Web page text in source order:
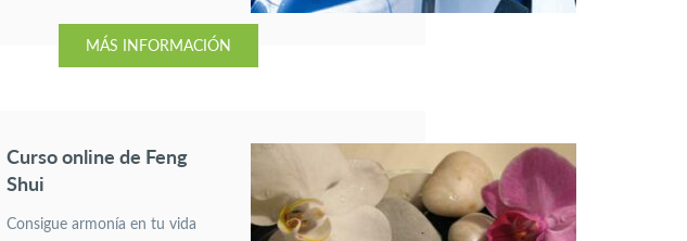
protocolos de alta tensión,
MÁS INFORMACIÓN
Curso online de Feng
Shui
Consigue armonía en tu vida